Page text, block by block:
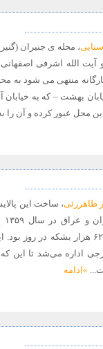
، محله ی جنیران
منتهی می شود به
بهشت – که به
این محل عبور کرده و آن
طاهرزئی
اداره می‌شد تا این
»ادامه